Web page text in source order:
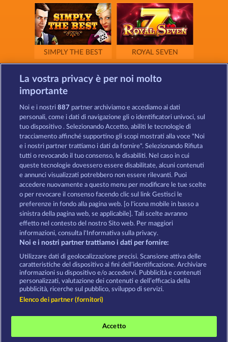
SIMPLY THE BEST ROYAL SEVEN
GOLDEN EI OF
MOORHUHN
FOREVER
DIAMONDS
Mostra tutti i giochi
Termini e condizioni
Informativa sulla privacy Note legali
Società FAQ Programma di affiliazione
Facebook
Invia richiesta di recesso
I giochi social da casinò sono volti esclusivamente
all'intrattenimento e non esercitano alcuna
La vostra privacy è per noi molto
importante
Noi e i nostri887 partner archiviamo e accediamo ai dati
personali, come i dati di navigazione gli o identificatori univoci, sul
tuo dispositivo . Selezionando Accetto, abiliti le tecnologie di
tracciamento affinché supportino gli scopi mostrati alla voce "Noi
e i nostri partner trattiamo i dati da fornire". Selezionando Rifiuta
tutti o revocando il tuo consenso, le disabiliti. Nel caso in cui
queste tecnologie dovessero essere disabilitate, alcuni contenuti
e annunci visualizzati potrebbero non essere rilevanti. Puoi
accedere nuovamente a questo menu per modificare le tue scelte
o per revocare il consenso facendo clic sul link Gestisci le
preferenze in fondo alla pagina web. [o l'icona mobile in basso a
sinistra della pagina web, se applicabile]. Tali scelte avranno
effetto nel contesto del nostro Sito web. Per maggiori
informazioni, consulta l'Informativa sulla privacy.
Noi e i nostri partner trattiamo i dati per fornire:
Utilizzare dati di geolocalizzazione precisi. Scansione attiva delle
caratteristiche del dispositivo ai fini dell’identificazione. Archiviare
informazioni su dispositivo e/o accedervi. Pubblicità e contenuti
personalizzati, valutazione dei contenuti e dell’efficacia della
pubblicità, ricerche sul pubblico, sviluppo di servizi.
Elenco dei partner (fornitori)
Accetto